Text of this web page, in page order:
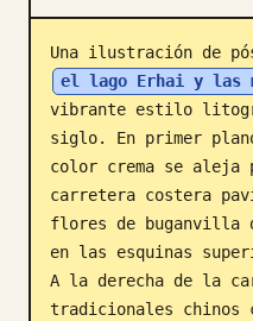
Descargar
Blog
Actualizaciones
el lago Erhai y las
vibrante estilo
siglo. En primer
color crema se aleja
carretera costera
flores de
en las esquinas
A la derecha de la
tradicionales chinos